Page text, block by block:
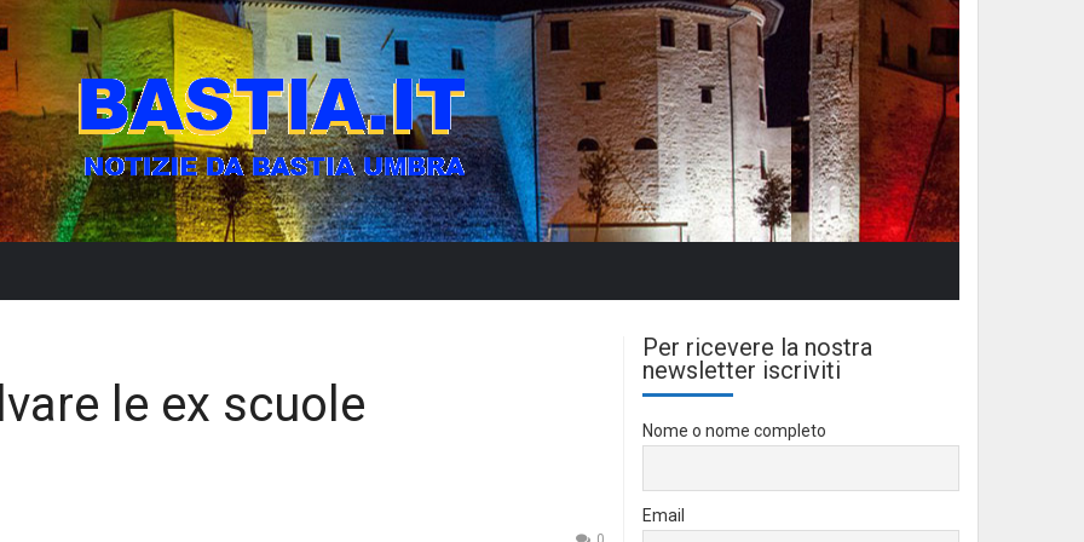
le ex scuole
Per ricevere la nostra
newsletter iscriviti
Nome o nome completo
Email